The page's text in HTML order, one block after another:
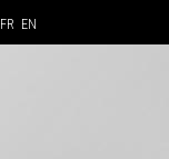
FR EN